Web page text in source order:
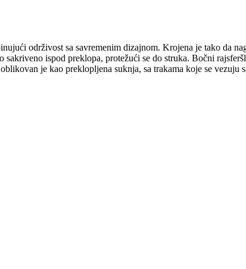
održivost sa savremenim dizajnom. Krojena je tako da
ispod preklopa, protežući se do struka. Bočni
je kao preklopljena suknja, sa trakama koje se vezuju